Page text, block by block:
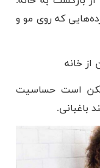
که روی مو و
از خانه
است حساسیت
باغبانی.